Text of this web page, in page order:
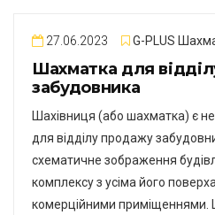
27.06.2023 G-PLUS
Шахматка для
забудовника
Шахівниця (або шахматка) є
для відділу продажу
схематичне зображення
комплексу з усіма його
комерційними приміщеннями.